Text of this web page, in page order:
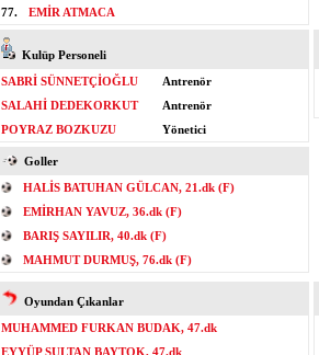
77.
EMİR ATMACA
Kulüp Personeli
SABRİ SÜNNETÇİOĞLU
Antrenör
SALAHİ DEDEKORKUT
Antrenör
POYRAZ BOZKUZU
Yönetici
Goller
HALİS BATUHAN GÜLCAN, 21.dk (F)
EMİRHAN YAVUZ, 36.dk (F)
BARIŞ SAYILIR, 40.dk (F)
MAHMUT DURMUŞ, 76.dk (F)
Oyundan Çıkanlar
MUHAMMED FURKAN BUDAK, 47.dk
EYYÜP SULTAN BAYTOK, 47.dk